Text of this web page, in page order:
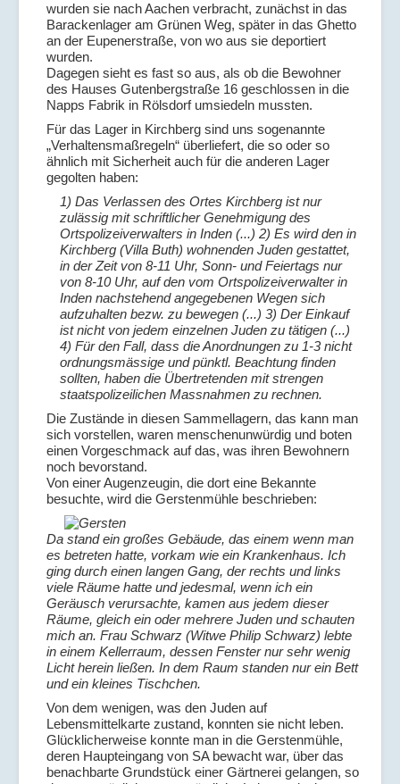
wurden sie nach Aachen verbracht, zunächst in das
Barackenlager am Grünen Weg, später in das Ghetto
an der Eupenerstraße, von wo aus sie deportiert
wurden.
Dagegen sieht es fast so aus, als ob die Bewohner
des Hauses Gutenbergstraße 16 geschlossen in die
Napps Fabrik in Rölsdorf umsiedeln mussten.
Für das Lager in Kirchberg sind uns sogenannte
„Verhaltensmaßregeln“ überliefert, die so oder so
ähnlich mit Sicherheit auch für die anderen Lager
gegolten haben:
1) Das Verlassen des Ortes Kirchberg ist nur
zulässig mit schriftlicher Genehmigung des
Ortspolizeiverwalters in Inden (...) 2) Es wird den in
Kirchberg (Villa Buth) wohnenden Juden gestattet,
in der Zeit von 8-11 Uhr, Sonn- und Feiertags nur
von 8-10 Uhr, auf den vom Ortspolizeiverwalter in
Inden nachstehend angegebenen Wegen sich
aufzuhalten bezw. zu bewegen (...) 3) Der Einkauf
ist nicht von jedem einzelnen Juden zu tätigen (...)
4) Für den Fall, dass die Anordnungen zu 1-3 nicht
ordnungsmässige und pünktl. Beachtung finden
sollten, haben die Übertretenden mit strengen
staatspolizeilichen Massnahmen zu rechnen.
Die Zustände in diesen Sammellagern, das kann man
sich vorstellen, waren menschenunwürdig und boten
einen Vorgeschmack auf das, was ihren Bewohnern
noch bevorstand.
Von einer Augenzeugin, die dort eine Bekannte
besuchte, wird die Gerstenmühle beschrieben:
Da stand ein großes Gebäude, das einem wenn man
es betreten hatte, vorkam wie ein Krankenhaus. Ich
ging durch einen langen Gang, der rechts und links
viele Räume hatte und jedesmal, wenn ich ein
Geräusch verursachte, kamen aus jedem dieser
Räume, gleich ein oder mehrere Juden und schauten
mich an. Frau Schwarz (Witwe Philip Schwarz) lebte
in einem Kellerraum, dessen Fenster nur sehr wenig
Licht herein ließen. In dem Raum standen nur ein Bett
und ein kleines Tischchen.
Von dem wenigen, was den Juden auf
Lebensmittelkarte zustand, konnten sie nicht leben.
Glücklicherweise konnte man in die Gerstenmühle,
deren Haupteingang von SA bewacht war, über das
benachbarte Grundstück einer Gärtnerei gelangen, so